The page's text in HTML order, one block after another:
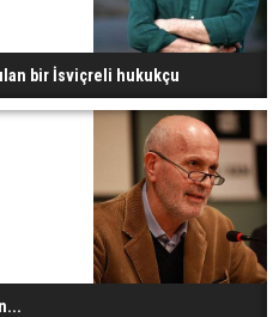
bir İsviçreli hukukçu